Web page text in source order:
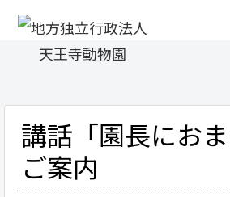
講話「園長にお
ご案内